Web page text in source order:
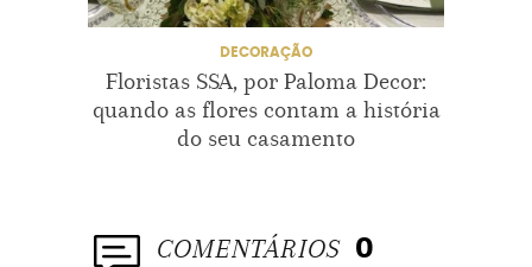
DECORAÇÃO
Floristas SSA, por Paloma Decor:
quando as flores contam a história
do seu casamento
COMENTÁRIOS 0